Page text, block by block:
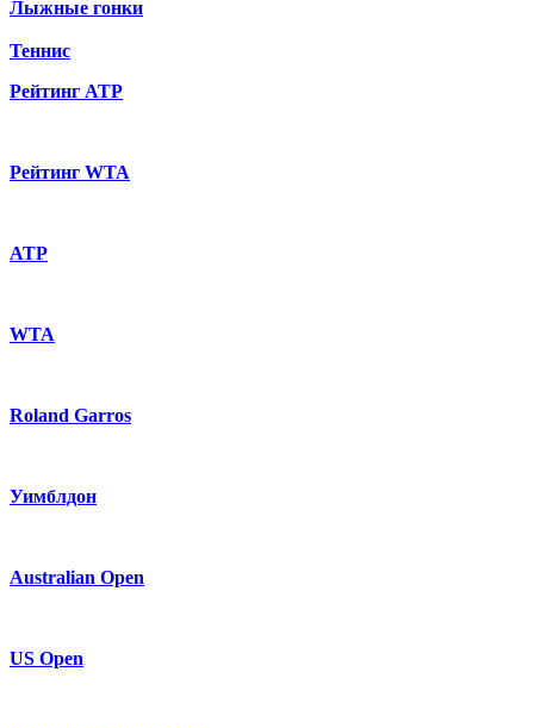
Лыжные гонки
Теннис
Рейтинг ATP
Рейтинг WTA
ATP
WTA
Roland Garros
Уимблдон
Australian Open
US Open